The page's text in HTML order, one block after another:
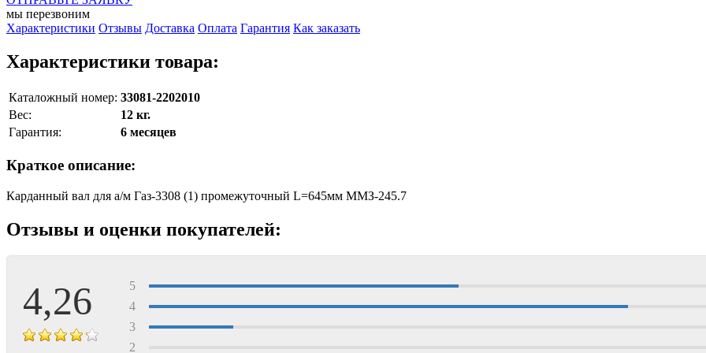
мы перезвоним
Характеристики Отзывы Доставка Оплата Гарантия Как заказать
Характеристики товара:
Каталожный номер: 33081-2202010
Вес:
12 кг.
Гарантия:
6 месяцев
Краткое описание:
Карданный вал для а/м Газ-3308 (1) промежуточный L=645мм ММЗ-245.7
Отзывы и оценки покупателей:
4,26 5
4
3
2